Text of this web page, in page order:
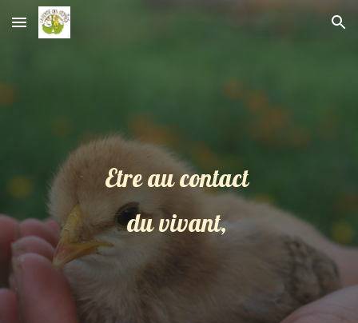
Skip to main content Skip to navigation
Etre au contact
du vivant,